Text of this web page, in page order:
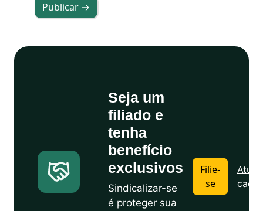
Publicar →
Seja um
filiado e
tenha
benefício
exclusivos
Sindicalizar-se
é proteger sua
Filie-
se